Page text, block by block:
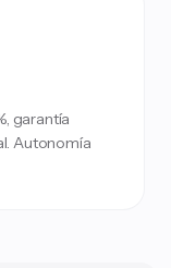
garantía
Autonomía